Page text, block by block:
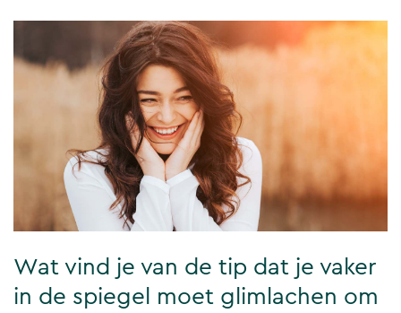
Wat vind je van de tip dat je vaker
in de spiegel moet glimlachen om